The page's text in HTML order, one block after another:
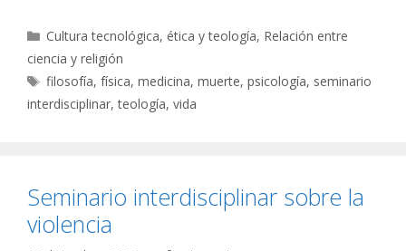
Categorías
Cultura tecnológica, ética y teología, Relación entre
ciencia y religión
Etiquetas
filosofía,física,medicina,muerte,psicología, seminario
interdisciplinar,teología, vida
Seminario interdisciplinar sobre la
violencia